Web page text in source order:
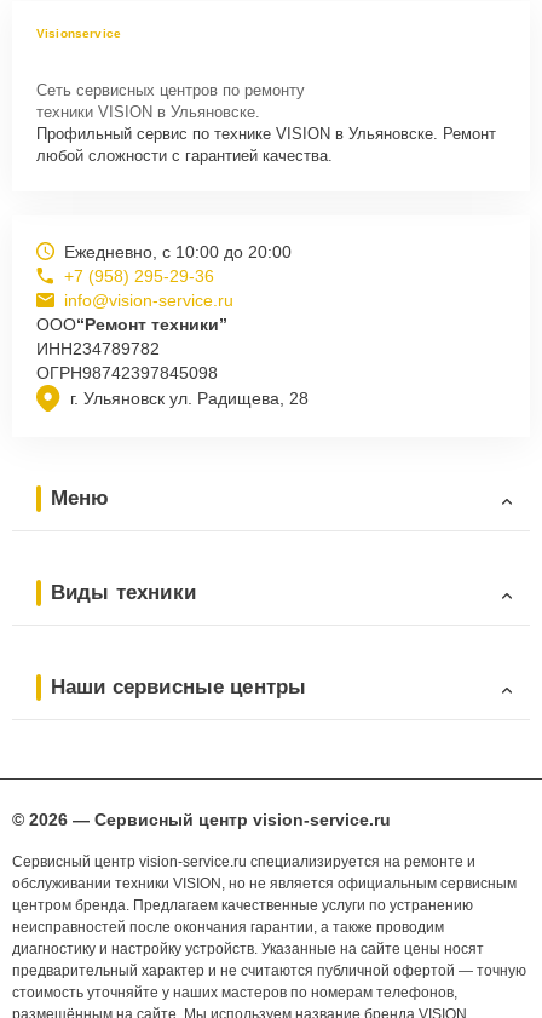
Visionservice
Сеть сервисных центров по ремонту
техники VISION в Ульяновске.
Профильный сервис по технике VISION в Ульяновске. Ремонт
любой сложности с гарантией качества.
г. Ульяновск ул. Радищева, 28
Ежедневно, с 10:00 до 20:00
+7 (958) 295-29-36
info@vision-service.ru
ООО“Ремонт техники”
ИНН234789782
ОГРН98742397845098
Меню
Виды техники
Наши сервисные центры
© 2026 — Сервисный центр vision-service.ru
Сервисный центр vision-service.ru специализируется на ремонте и
обслуживании техники VISION, но не является официальным сервисным
центром бренда. Предлагаем качественные услуги по устранению
неисправностей после окончания гарантии, а также проводим
диагностику и настройку устройств. Указанные на сайте цены носят
предварительный характер и не считаются публичной офертой — точную
стоимость уточняйте у наших мастеров по номерам телефонов,
размещённым на сайте. Мы используем название бренда VISION